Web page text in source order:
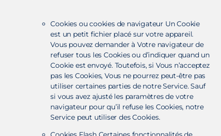
Cookies ou cookies de navigateur Un Cookie
est un petit fichier placé sur votre appareil.
Vous pouvez demander à Votre navigateur de
refuser tous les Cookies ou d’indiquer quand un
Cookie est envoyé. Toutefois, si Vous n’acceptez
pas les Cookies, Vous ne pourrez peut-être pas
utiliser certaines parties de notre Service. Sauf
si vous avez ajusté les paramètres de votre
navigateur pour qu’il refuse les Cookies, notre
Service peut utiliser des Cookies.